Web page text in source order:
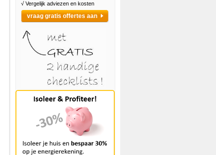
√ Vergelijk adviezen en kosten
vraag gratis offertes aan